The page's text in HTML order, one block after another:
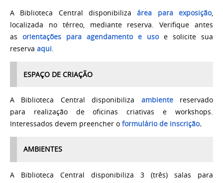
A Biblioteca Central disponibilizaárea para exposição,
localizada no térreo, mediante reserva. Verifique antes
as orientações para agendamento e usoe solicite sua
reserva aqui.
ESPAÇO DE CRIAÇÃO
A Biblioteca Central disponibiliza ambientereservado
para realização de oficinas criativas e workshops.
Interessados devem preencher o formulário de inscrição.
AMBIENTES
A Biblioteca Central disponibiliza 3 (três) salas para